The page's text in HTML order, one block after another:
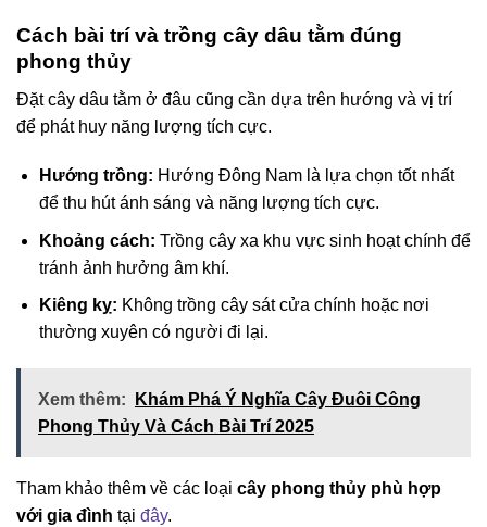
Cách bài trí và trồng cây dâu tằm đúng
phong thủy
Đặt cây dâu tằm ở đâu cũng cần dựa trên hướng và vị trí
để phát huy năng lượng tích cực.
Hướng trồng: Hướng Đông Nam là lựa chọn tốt nhất
để thu hút ánh sáng và năng lượng tích cực.
Khoảng cách: Trồng cây xa khu vực sinh hoạt chính để
tránh ảnh hưởng âm khí.
Kiêng kỵ: Không trồng cây sát cửa chính hoặc nơi
thường xuyên có người đi lại.
Xem thêm:
Khám Phá Ý Nghĩa Cây Đuôi Công
Phong Thủy Và Cách Bài Trí 2025
Tham khảo thêm về các loại cây phong thủy phù hợp
với gia đình tại đây.